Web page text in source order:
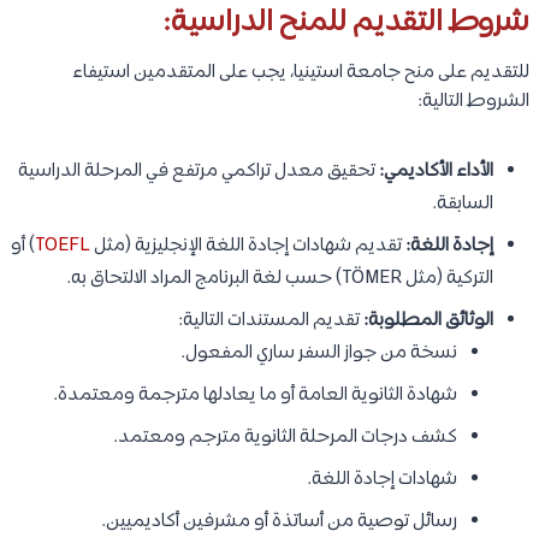
شروط التقديم للمنح الدراسية:
للتقديم على منح جامعة استينيا، يجب على المتقدمين استيفاء
الشروط التالية:
الأداء الأكاديمي:تحقيق معدل تراكمي مرتفع في المرحلة الدراسية
السابقة.
إجادة اللغة:تقديم شهادات إجادة اللغة الإنجليزية (مثلTOEFL) أو
التركية (مثل TÖMER) حسب لغة البرنامج المراد الالتحاق به.
الوثائق المطلوبة:تقديم المستندات التالية:
نسخة من جواز السفر ساري المفعول.
شهادة الثانوية العامة أو ما يعادلها مترجمة ومعتمدة.
كشف درجات المرحلة الثانوية مترجم ومعتمد.
شهادات إجادة اللغة.
رسائل توصية من أساتذة أو مشرفين أكاديميين.